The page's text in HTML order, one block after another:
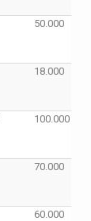
50.000
18.000
100.000
70.000
60.000